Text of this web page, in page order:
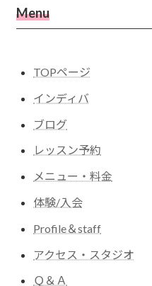
Menu
TOPページ
インディバ
ブログ
レッスン予約
メニュー・料金
体験/入会
Profile＆staff
アクセス・スタジオ
Ｑ＆Ａ